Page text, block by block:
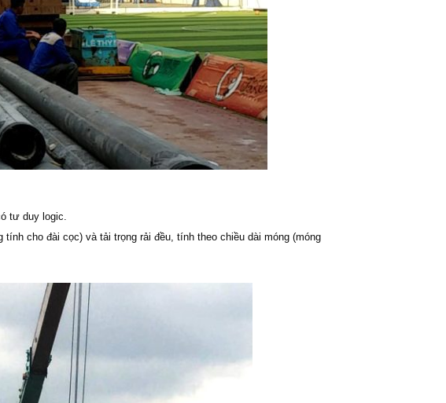
tư duy logic.
cho đài cọc) và tải trọng rải đều, tính theo chiều dài móng (móng